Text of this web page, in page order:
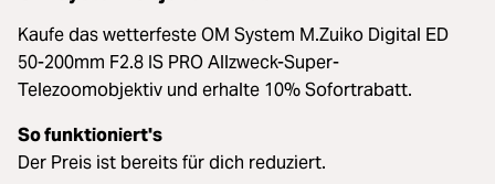
Kaufe das wetterfeste OM System M.Zuiko Digital ED
50-200mm F2.8 IS PRO Allzweck-Super-
Telezoomobjektiv und erhalte 10% Sofortrabatt.
So funktioniert's
Der Preis ist bereits für dich reduziert.